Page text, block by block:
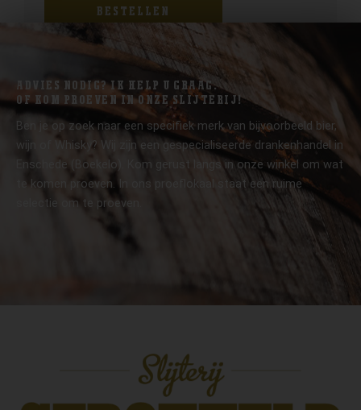
BESTELLEN
ADVIES NODIG? IK HELP U GRAAG.
OF KOM PROEVEN IN ONZE SLIJTERIJ!
Ben je op zoek naar een specifiek merk van bijvoorbeeld bier,
wijn of Whisky? Wij zijn een gespecialiseerde drankenhandel in
Enschede (Boekelo). Kom gerust langs in onze winkel om wat
te komen proeven. In ons proeflokaal staat een ruime
selectie om te proeven.